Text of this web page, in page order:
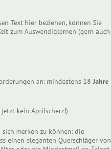
Text hier beziehen, können Sie
zum Auswendiglernen (gern auch
an: mindestens 18Jahre
jetzt kein Aprilscherz!)
merken zu können: die
einen eleganten Querschläger von